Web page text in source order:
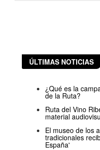
ÚLTIMAS NOTICIAS
¿Qué es la
de la Ruta?
Ruta del Vino
material
El museo de los
tradicionales
España'